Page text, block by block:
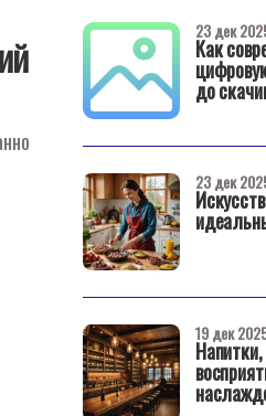
Как
до
23 дек
23 дек
19 дек